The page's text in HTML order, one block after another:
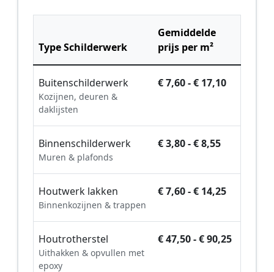
Type Schilderwerk
Gemiddelde
prijs per m²
Buitenschilderwerk
Kozijnen, deuren &
daklijsten
€ 7,60 - € 17,10
Binnenschilderwerk
Muren & plafonds
€ 3,80 - € 8,55
Houtwerk lakken
Binnenkozijnen & trappen
€ 7,60 - € 14,25
Houtrotherstel
Uithakken & opvullen met
epoxy
€ 47,50 - € 90,25